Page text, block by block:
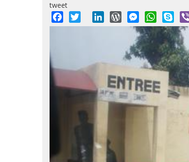
tweet
Facebook
Twitter LinkedInWordPressMessengerWhatsApp